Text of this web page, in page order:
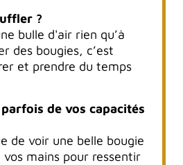
?
bulle d'air rien qu’à
des bougies, c’est
et prendre du temps
de vos capacités
de voir une belle bougie
vos mains pour ressentir